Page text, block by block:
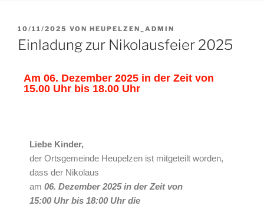
10/11/2025 VON HEUPELZEN_ADMIN
Einladung zur Nikolausfeier 2025
Am 06. Dezember 2025 in der Zeit von
15.00 Uhr bis 18.00 Uhr
Liebe Kinder,
der Ortsgemeinde Heupelzen ist mitgeteilt worden,
dass der Nikolaus
am 06. Dezember 2025 in der Zeit von
15:00 Uhr bis 18:00 Uhr die